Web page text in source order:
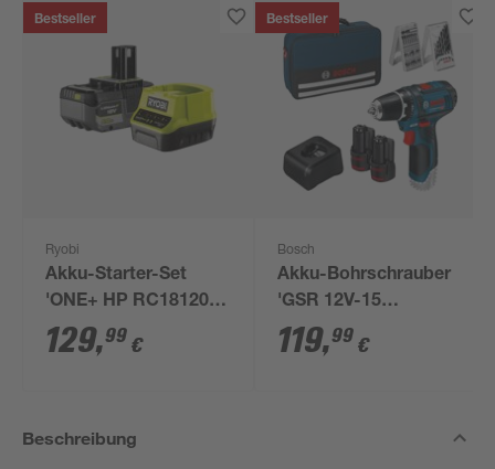
Bestseller
Ryobi
Akku-Starter-Set
'ONE+ HP RC18120-
150X' 18 V 5,0 Ah mit
Akku und Ladegerät
129,99 €
Bestseller
Bosch
Akku-Bohrschrauber
'GSR 12V-15
Professional' mit 2
Akkus, Tasche und
119,99 €
Beschreibung